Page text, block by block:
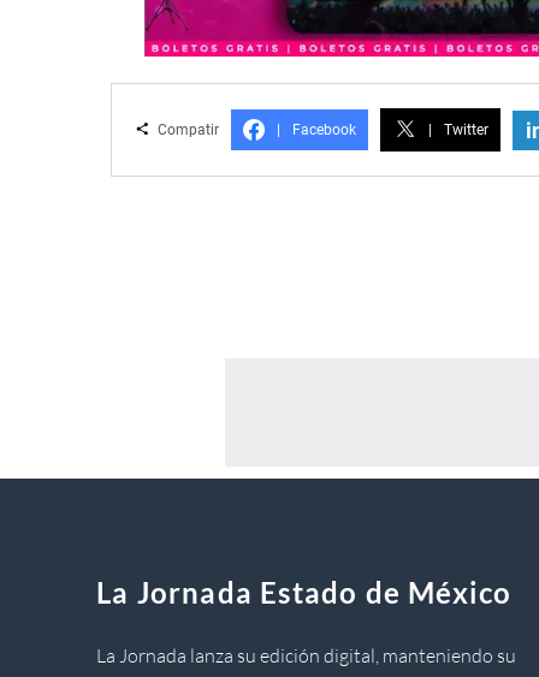
Compatir Facebook Twitter
La Jornada Estado de México
La Jornada lanza su edición digital, manteniendo su